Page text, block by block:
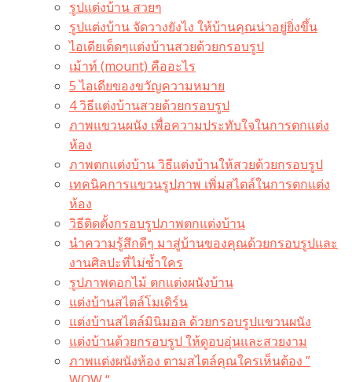
รูปแต่งบ้าน สวยๆ
รูปแต่งบ้าน จัดวางยังไง ให้บ้านคุณน่าอยู่ยิ่งขึ้น
ไอเดียเด็ดๆแต่งบ้านสวยด้วยกรอบรูป
เม้าท์ (mount) คืออะไร​
5 ไอเดียของขวัญความหมาย
4 วิธีแต่งบ้านสวยด้วยกรอบรูป
ภาพแขวนผนัง เพื่อความประทับใจในการตกแต่ง
ห้อง
ภาพตกแต่งบ้าน วิธีแต่งบ้านให้สวยด้วยกรอบรูป
เทคนิคการแขวนรูปภาพ เพิ่มสไตล์ในการตกแต่ง
ห้อง
วิธีติดตั้งกรอบรูปภาพตกแต่งบ้าน
นำความรู้สึกดีๆ มาสู่บ้านของคุณด้วยกรอบรูปและ
งานศิลปะที่ไม่ซ้ำใคร
รูปภาพดอกไม้ ตกแต่งผนังบ้าน
แต่งบ้านสไตล์โมเดิร์น
แต่งบ้านสไตล์มินิมอล ด้วยกรอบรูปแขวนผนัง
แต่งบ้านด้วยกรอบรูป ให้ดูอบอุ่นและสวยงาม
ภาพแต่งผนังห้อง ตามสไตล์คุณใครเห็นต้อง ”